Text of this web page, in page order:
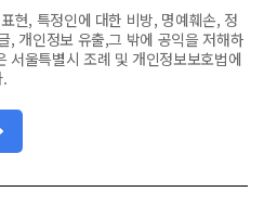
현, 특정인에 대한 비방, 명예훼손, 정
, 개인정보 유출,그 밖에 공익을 저해하
서울특별시 조례 및 개인정보보호법에